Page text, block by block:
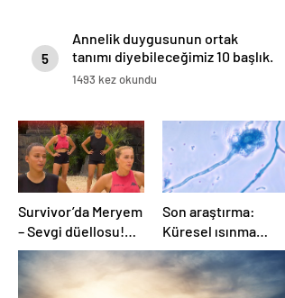
5
Annelik duygusunun ortak
tanımı diyebileceğimiz 10 başlık.
1493 kez okundu
Survivor’da Meryem
– Sevgi düellosu!
Yağmur’un rakibi
belli oldu
Son araştırma:
Küresel ısınma
ölümcül mantar
hastalığını yayabilir